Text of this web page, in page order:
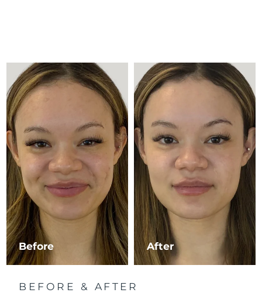
Before After
BEFORE & AFTER
全部购买
FOREO APP
关于我们
日本 预计送达日期8/11/26
泽西岛 8/13/26
哈萨克斯坦 预计送达日期8/10/26
科威特 预计送达日期
拉脱维亚 预计送达日期 8/8/26
黎巴嫩 预计送达日期8/9/26
立陶宛 预计送达日期 8/8/26